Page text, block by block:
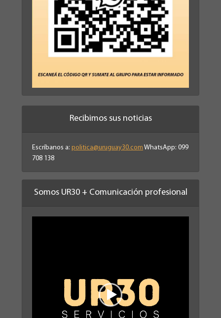
Recibimos sus noticias
Escríbanos a: politica@uruguay30.com WhatsApp: 099
708 138
Somos UR30 + Comunicación profesional